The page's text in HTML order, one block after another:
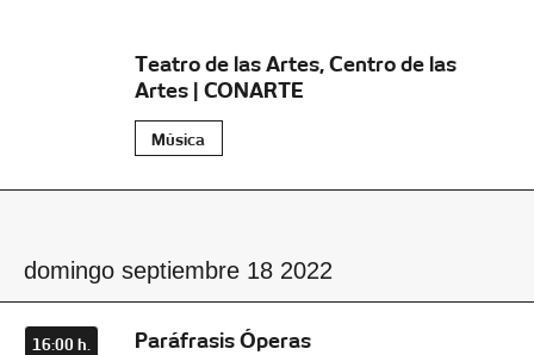
Teatro de las Artes, Centro de las
Artes | CONARTE
Música
domingo septiembre 18 2022
16:00 h. Paráfrasis Óperas